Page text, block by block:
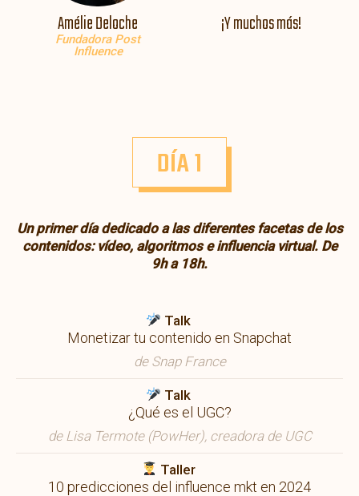
Amélie Deloche
Fundadora Post
Influence
¡Y muchos más!
DÍA 1
Un primer día dedicado a las diferentes facetas de los
contenidos: vídeo, algoritmos e influencia virtual. De
9h a 18h.
Talk
Monetizar tu contenido en Snapchat
de Snap France
Talk
¿Qué es el UGC?
de Lisa Termote (PowHer), creadora de UGC
Taller
10 predicciones del influence mkt en 2024